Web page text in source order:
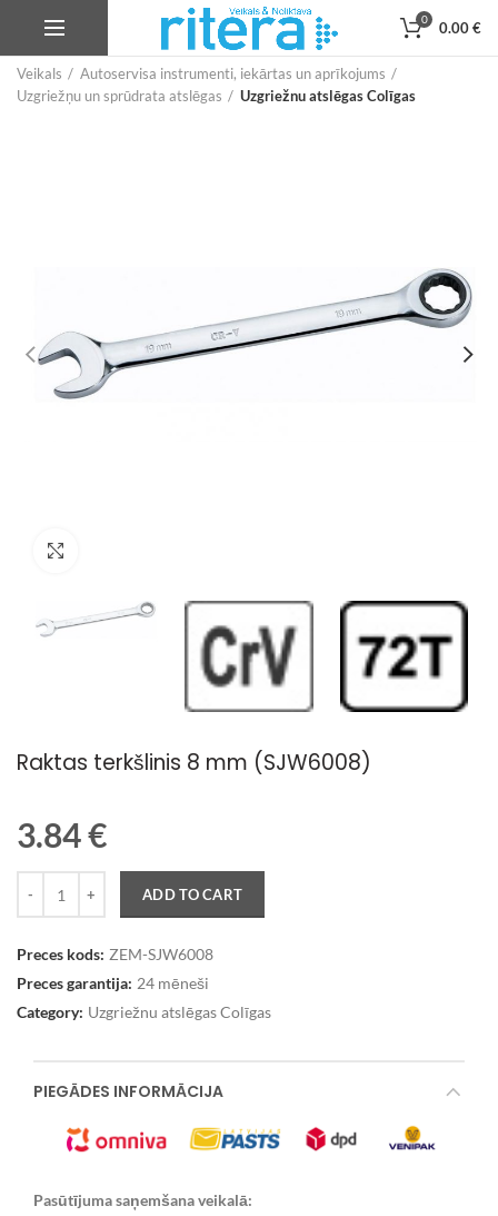
0 0.00€
Veikals
Autoservisa instrumenti, iekārtas un aprīkojums
Uzgriežņu un sprūdrata atslēgas
Uzgriežnu atslēgas Colīgas
Raktas terkšlinis 8 mm (SJW6008)
3.84€
ADD TO CART
Preces kods: ZEM-SJW6008
Preces garantija: 24 mēneši
Category: Uzgriežnu atslēgas Colīgas
PIEGĀDES INFORMĀCIJA
Pasūtījuma saņemšana veikalā: